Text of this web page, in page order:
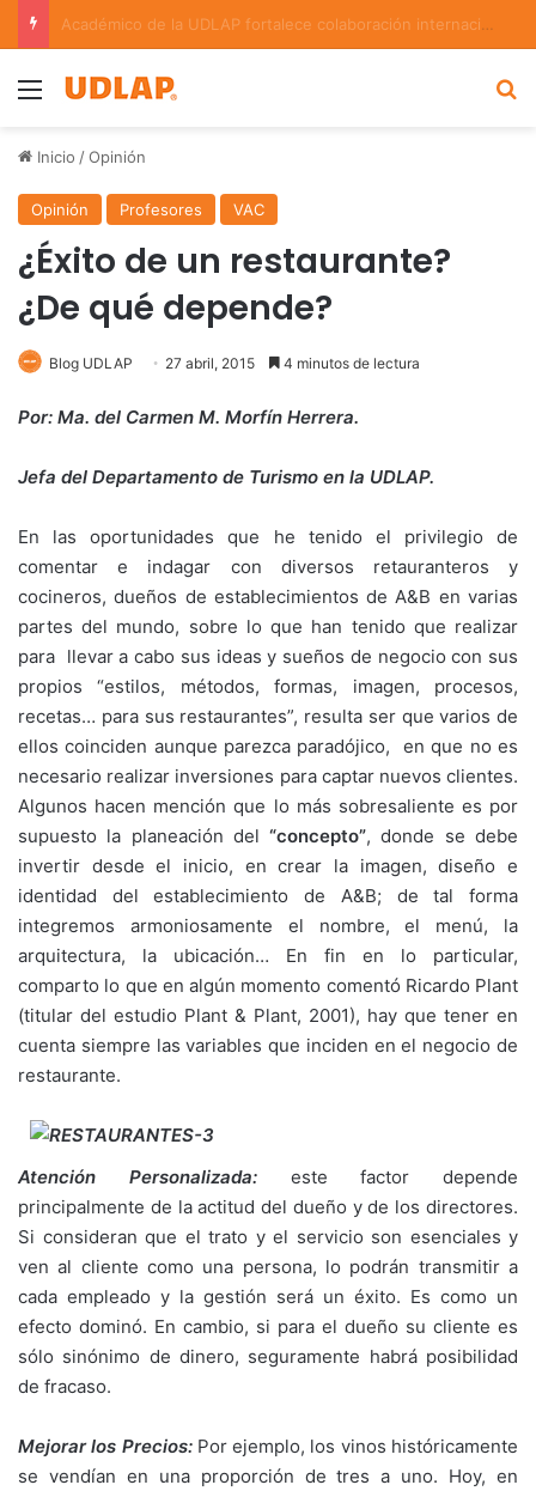
La UDLAP, punto de encuentro para el intercambio científico en bioinformática y redes complejas
Menu
Inicio /Opinión
Opinión Profesores VAC
¿Éxito de un restaurante?
¿De qué depende?
Blog UDLAP 27 abril, 2015 4 minutos de lectura
Por: Ma. del Carmen M. Morfín Herrera.
Jefa del Departamento de Turismo en la UDLAP.
En las oportunidades que he tenido el privilegio de
comentar e indagar con diversos retauranteros y
cocineros, dueños de establecimientos de A&B en varias
partes del mundo, sobre lo que han tenido que realizar
para llevar a cabo sus ideas y sueños de negocio con sus
propios “estilos, métodos, formas, imagen, procesos,
recetas… para sus restaurantes”, resulta ser que varios de
ellos coinciden aunque parezca paradójico, en que no es
necesario realizar inversiones para captar nuevos clientes.
Algunos hacen mención que lo más sobresaliente es por
supuesto la planeación del“concepto”, donde se debe
invertir desde el inicio, en crear la imagen, diseño e
identidad del establecimiento de A&B; de tal forma
integremos armoniosamente el nombre, el menú, la
arquitectura, la ubicación…
En fin en lo particular,
comparto lo que en algún momento comentó Ricardo Plant
(titular del estudio Plant & Plant, 2001), hay que tener en
cuenta siempre las variables que inciden en el negocio de
restaurante.
Atención Personalizada:
este factor depende
principalmente de la actitud del dueño y de los directores.
Si consideran que el trato y el servicio son esenciales y
ven al cliente como una persona, lo podrán transmitir a
cada empleado y la gestión será un éxito. Es como un
efecto dominó. En cambio, si para el dueño su cliente es
sólo sinónimo de dinero, seguramente habrá posibilidad
de fracaso.
Mejorar los Precios: Por ejemplo, los vinos históricamente
se vendían en una proporción de tres a uno. Hoy, en